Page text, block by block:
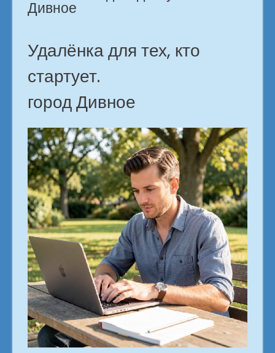
Дивное
Удалёнка для тех, кто
стартует.
город Дивное